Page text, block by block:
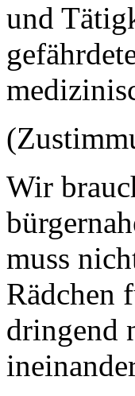
und
Wir
muss
Rädchen
dringend